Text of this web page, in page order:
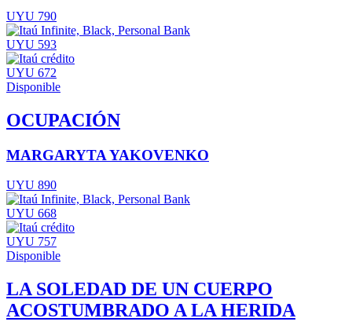
UYU 790
UYU 593
UYU 672
Disponible
OCUPACIÓN
MARGARYTA YAKOVENKO
UYU 890
UYU 668
UYU 757
Disponible
LA SOLEDAD DE UN CUERPO
ACOSTUMBRADO A LA HERIDA